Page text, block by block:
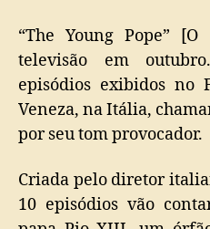
“The Young Pope”
televisão em
episódios exibidos no
Veneza, na Itália,
por seu tom provocador.
Criada pelo diretor
10 episódios vão